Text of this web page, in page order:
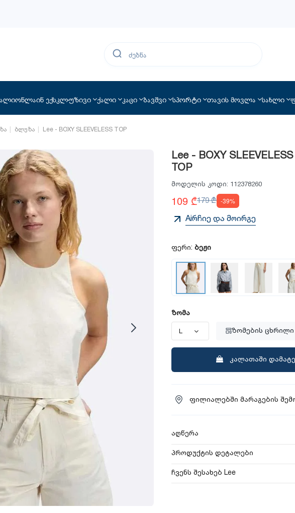
ონლაინ ექსკლუზივი ქალი კაცი ბავშვი სპორტი თავის მოვლა სახლი
ბლუზა Lee - BOXY SLEEVELESS TOP
Lee - BOXY SLEEVELESS
TOP
მოდელის კოდი: 112378260
109 ₾179 ₾ -39%
Aiრჩიე და მოირგე
ფერი: ბეჟი
ზომა
ზომების ცხრილი
კალათაში
ფილიალებში მარაგების
აღწერა
პროდუქტის დეტალები
ჩვენს შესახებ Lee